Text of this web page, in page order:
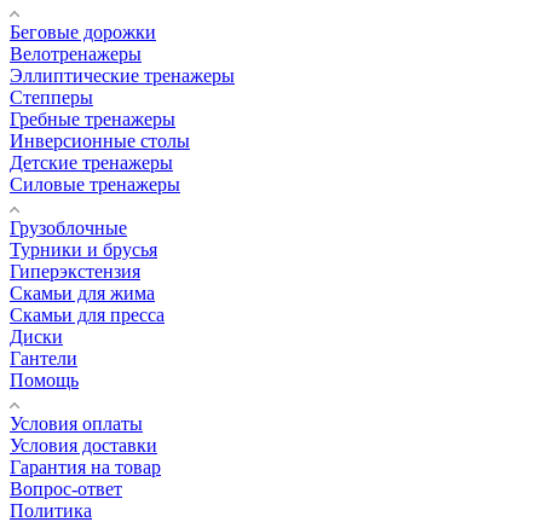
Беговые дорожки
Велотренажеры
Эллиптические тренажеры
Степперы
Гребные тренажеры
Инверсионные столы
Детские тренажеры
Силовые тренажеры
Грузоблочные
Турники и брусья
Гиперэкстензия
Скамьи для жима
Скамьи для пресса
Диски
Гантели
Помощь
Условия оплаты
Условия доставки
Гарантия на товар
Вопрос-ответ
Политика